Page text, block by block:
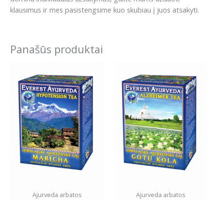
klausimus ir mes pasistengsime kuo skubiau į juos atsakyti.
Panašūs produktai
Ajurveda arbatos Ajurveda arbatos